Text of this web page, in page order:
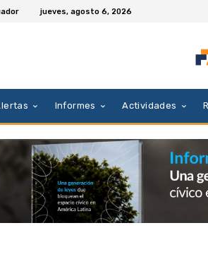
jueves, agosto 6, 2026
Informes Actividades